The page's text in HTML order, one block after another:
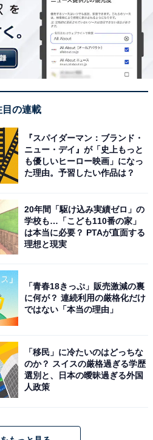
って、送迎バスも運行して
です。朝6時から深夜2時ま
泊まれる？
目の連載
『スパイダーマン：ブランド・
ニュー・デイ』が「史上もっと
も優しいヒーロー映画」になっ
た理由。予習したい作品は？
20年間「駆け込み実績ゼロ」の
学校も…「こども110番の家」
は本当に必要？ PTAが直面する
理想と現実
「青春18きっぷ」販売激減の裏
に何が？ 連続利用の厳格化だけ
ではない「本当の理由」
「移民」に冷たいのはどっちな
のか？ スイスの厳格過ぎる学歴
選別と、日本の曖昧過ぎる外国
人政策